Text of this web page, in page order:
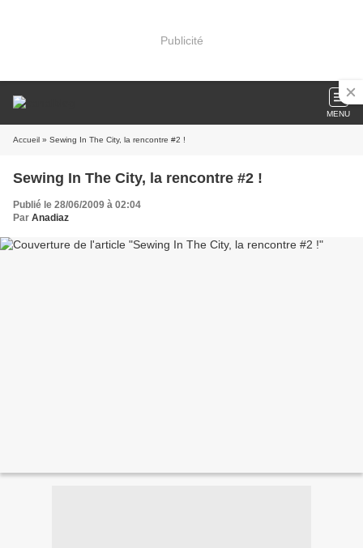
Publicité
MENU
Accueil » Sewing In The City, la rencontre #2 !
Sewing In The City, la rencontre #2 !
Publié le 28/06/2009 à 02:04
Par Anadiaz